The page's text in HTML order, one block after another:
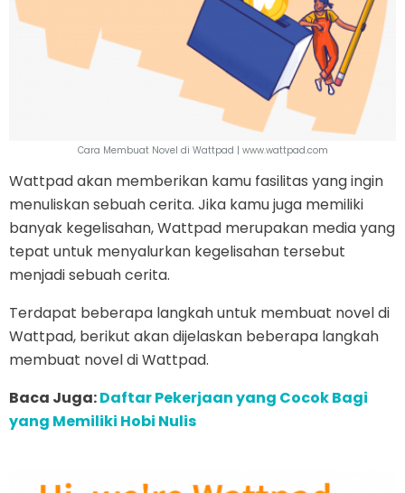
Cara Membuat Novel di Wattpad | www.wattpad.com
Wattpad akan memberikan kamu fasilitas yang ingin
menuliskan sebuah cerita. Jika kamu juga memiliki
banyak kegelisahan, Wattpad merupakan media yang
tepat untuk menyalurkan kegelisahan tersebut
menjadi sebuah cerita.
Terdapat beberapa langkah untuk membuat novel di
Wattpad, berikut akan dijelaskan beberapa langkah
membuat novel di Wattpad.
Baca Juga:Daftar Pekerjaan yang Cocok Bagi
yang Memiliki Hobi Nulis